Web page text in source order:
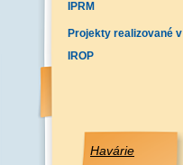
IPRM
Projekty realizované v
IROP
Havárie